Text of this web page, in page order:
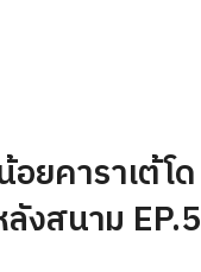
ยคาราเต้โด
งสนาม EP.5